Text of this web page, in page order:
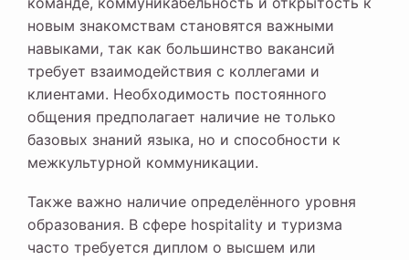
новым знакомствам становятся важными
навыками, так как большинство вакансий
требует взаимодействия с коллегами и
клиентами. Необходимость постоянного
общения предполагает наличие не только
базовых знаний языка, но и способности к
межкультурной коммуникации.
Также важно наличие определённого уровня
образования. В сфере hospitality и туризма
часто требуется диплом о высшем или